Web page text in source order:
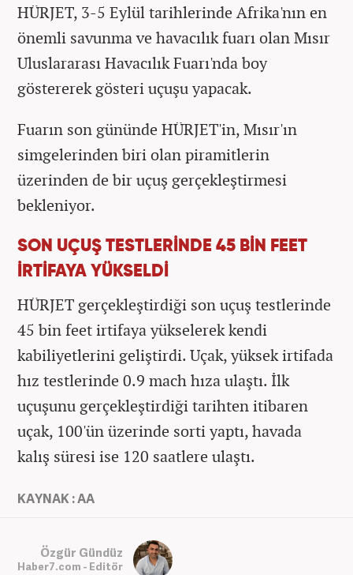
HÜRJET, 3-5 Eylül tarihlerinde Afrika'nın en
önemli savunma ve havacılık fuarı olan Mısır
Uluslararası Havacılık Fuarı'nda boy
göstererek gösteri uçuşu yapacak.
Fuarın son gününde HÜRJET'in, Mısır'ın
simgelerinden biri olan piramitlerin
üzerinden de bir uçuş gerçekleştirmesi
bekleniyor.
SON UÇUŞ TESTLERİNDE 45 BİN FEET
İRTİFAYA YÜKSELDİ
HÜRJET gerçekleştirdiği son uçuş testlerinde
45 bin feet irtifaya yükselerek kendi
kabiliyetlerini geliştirdi. Uçak, yüksek irtifada
hız testlerinde 0.9 mach hıza ulaştı. İlk
uçuşunu gerçekleştirdiği tarihten itibaren
uçak, 100'ün üzerinde sorti yaptı, havada
kalış süresi ise 120 saatlere ulaştı.
KAYNAK : AA
Özgür Gündüz
Haber7.com - Editör